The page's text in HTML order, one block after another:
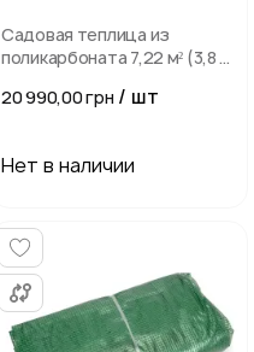
Садовая теплица из
поликарбоната 7,22 м² (3,8 х
20 990,00 грн / шт
Нет в наличии